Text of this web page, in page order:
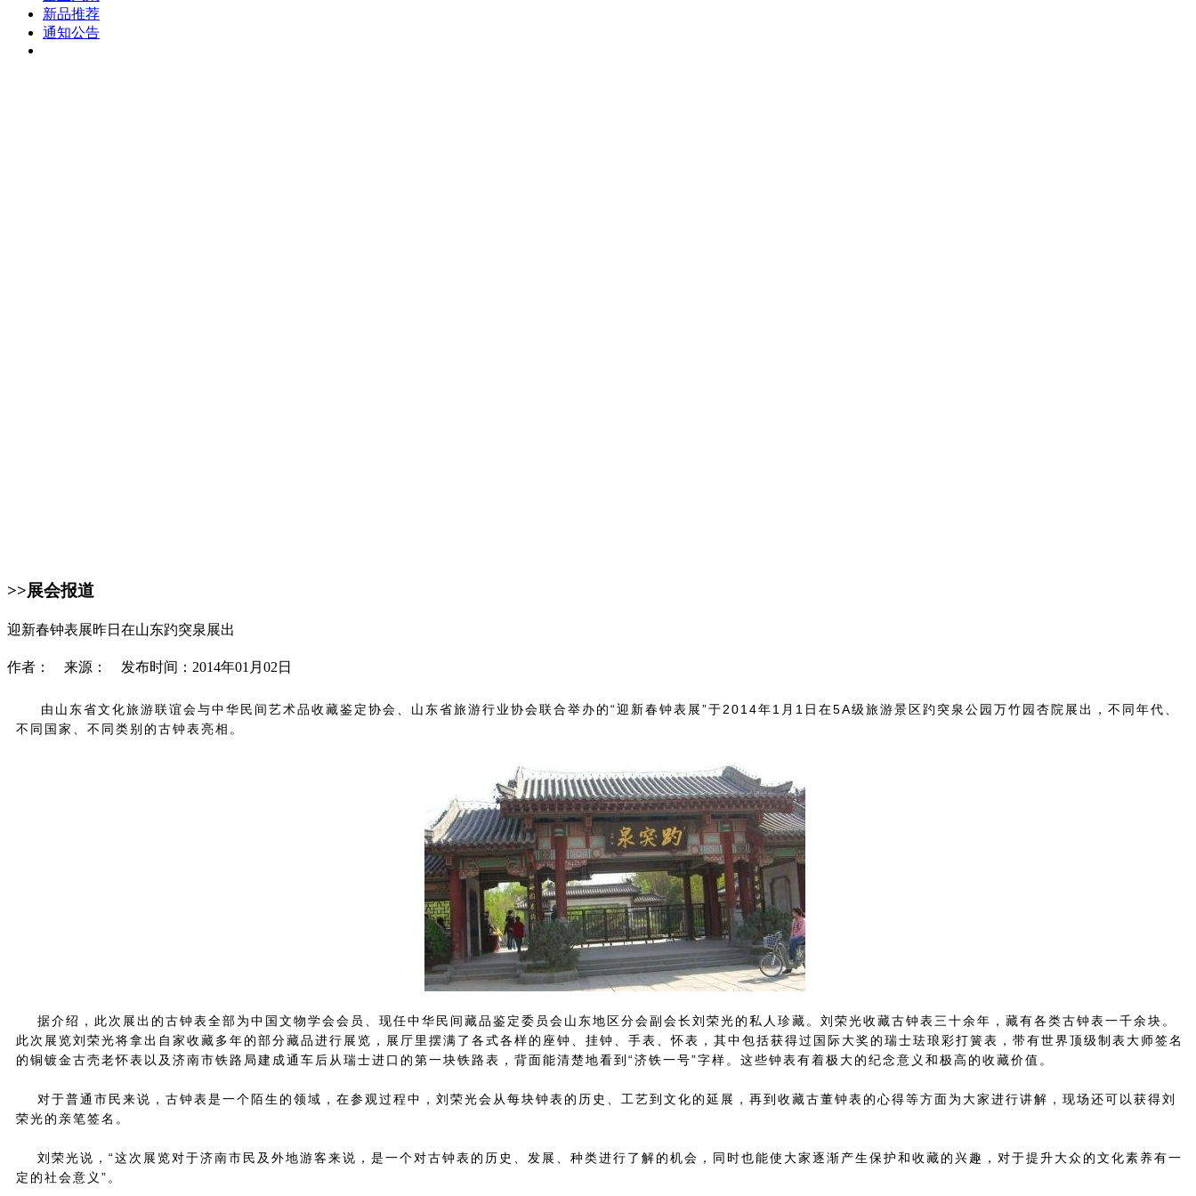
新品推荐
通知公告
>>展会报道
迎新春钟表展昨日在山东趵突泉展出
作者： 来源： 发布时间：2014年01月02日
由山东省文化旅游联谊会与中华民间艺术品收藏鉴定协会、山东省旅游行业协会联合举办的“迎新春钟表展”于2014年1月1日在5A级旅游景区趵突泉公园万竹园杏院展出，不同年代、
不同国家、不同类别的古钟表亮相。
据介绍，此次展出的古钟表全部为中国文物学会会员、现任中华民间藏品鉴定委员会山东地区分会副会长刘荣光的私人珍藏。刘荣光收藏古钟表三十余年，藏有各类古钟表一千余块。
此次展览刘荣光将拿出自家收藏多年的部分藏品进行展览，展厅里摆满了各式各样的座钟、挂钟、手表、怀表，其中包括获得过国际大奖的瑞士珐琅彩打簧表，带有世界顶级制表大师签名
的铜镀金古壳老怀表以及济南市铁路局建成通车后从瑞士进口的第一块铁路表，背面能清楚地看到“济铁一号”字样。这些钟表有着极大的纪念意义和极高的收藏价值。
对于普通市民来说，古钟表是一个陌生的领域，在参观过程中，刘荣光会从每块钟表的历史、工艺到文化的延展，再到收藏古董钟表的心得等方面为大家进行讲解，现场还可以获得刘
荣光的亲笔签名。
刘荣光说，“这次展览对于济南市民及外地游客来说，是一个对古钟表的历史、发展、种类进行了解的机会，同时也能使大家逐渐产生保护和收藏的兴趣，对于提升大众的文化素养有一
定的社会意义”。